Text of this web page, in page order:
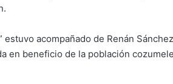
acompañado de Renán
en beneficio de la población